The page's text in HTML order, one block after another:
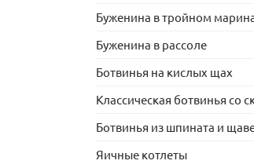
Буженина в тройном
Буженина в рассоле
Ботвинья на кислых щах
Классическая ботвинья со
Ботвинья из шпината и
Яичные котлеты